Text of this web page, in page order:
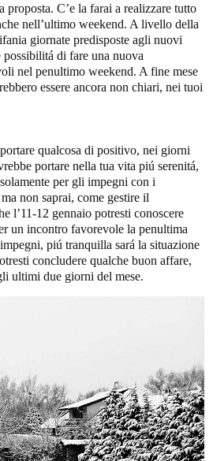
C’e la farai a realizzare tutto
nell’ultimo weekend. A livello della
giornate predisposte agli nuovi
di fare una nuova
nel penultimo weekend. A fine mese
essere ancora non chiari, nei tuoi
qualcosa di positivo, nei giorni
portare nella tua vita piú serenitá,
per gli impegni con i
non saprai, come gestire il
l’11-12 gennaio potresti conoscere
un incontro favorevole la penultima
piú tranquilla sará la situazione
concludere qualche buon affare,
ultimi due giorni del mese.